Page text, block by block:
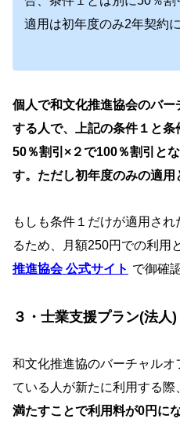
適用は初年度のみ2年契約
個人で和文化推進協会のバ
する人で、上記の条件１と条
50％割引×２で100％割引と
す。ただし初年度のみの適用
もしも条件１だけが適用さ
るため、月額250円での利用
推進協会 公式サイト で御確
３・士業支援プラン(法人)
和文化推進協のバーチャル
ている人が新たに利用する際
満たすことで利用料が0円に